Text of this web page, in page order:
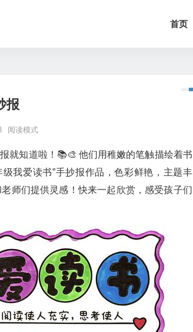
首页
报
阅读模式
就知道啦！📚🎨 他们用稚嫩的笔触描绘着书
我爱读书”手抄报作品，色彩鲜艳，主题丰
师们提供灵感！快来一起欣赏，感受孩子们